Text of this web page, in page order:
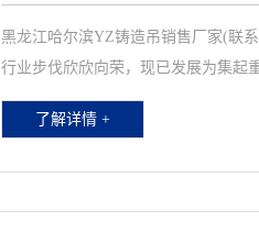
黑龙江哈尔滨YZ铸造吊销售厂家(联
行业步伐欣欣向荣，现已发展为集起
了解详情 +